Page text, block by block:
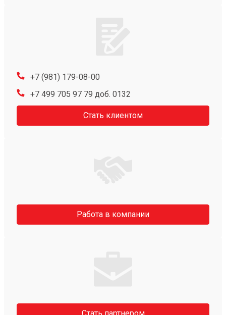
+7 (981) 179-08-00
+7 499 705 97 79 доб. 0132
Стать клиентом
Работа в компании